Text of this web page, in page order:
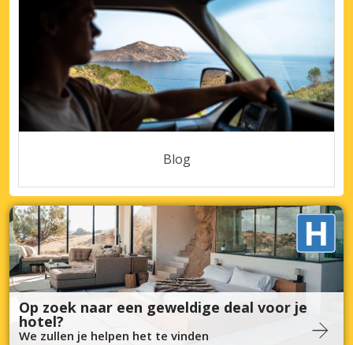
Blog
Op zoek naar een geweldige deal voor je
hotel?
We zullen je helpen het te vinden